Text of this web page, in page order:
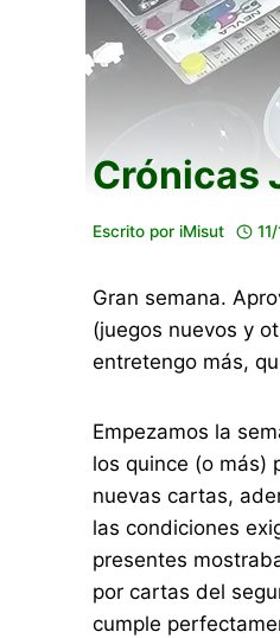
Crónicas
Escrito por iMisut
Gran semana.
(juegos nuevos y
entretengo más,
Empezamos la
los quince (o más)
nuevas cartas,
las condiciones
presentes
por cartas del
cumple